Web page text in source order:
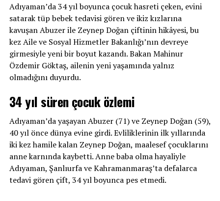
Adıyaman’da 34 yıl boyunca çocuk hasreti çeken, evini
satarak tüp bebek tedavisi gören ve ikiz kızlarına
kavuşan Abuzer ile Zeynep Doğan çiftinin hikâyesi, bu
kez Aile ve Sosyal Hizmetler Bakanlığı’nın devreye
girmesiyle yeni bir boyut kazandı. Bakan Mahinur
Özdemir Göktaş, ailenin yeni yaşamında yalnız
olmadığını duyurdu.
34 yıl süren çocuk özlemi
Adıyaman’da yaşayan Abuzer (71) ve Zeynep Doğan (59),
40 yıl önce dünya evine girdi. Evliliklerinin ilk yıllarında
iki kez hamile kalan Zeynep Doğan, maalesef çocuklarını
anne karnında kaybetti. Anne baba olma hayaliyle
Adıyaman, Şanlıurfa ve Kahramanmaraş’ta defalarca
tedavi gören çift, 34 yıl boyunca pes etmedi.